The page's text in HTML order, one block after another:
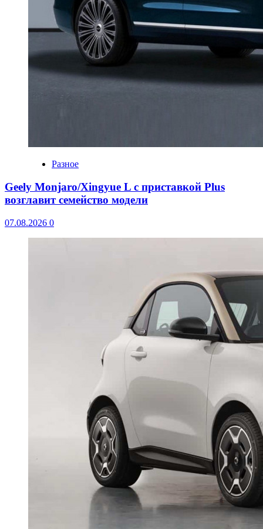
Разное
Geely Monjaro/Xingyue L с приставкой Plus
возглавит семейство модели
07.08.2026 0